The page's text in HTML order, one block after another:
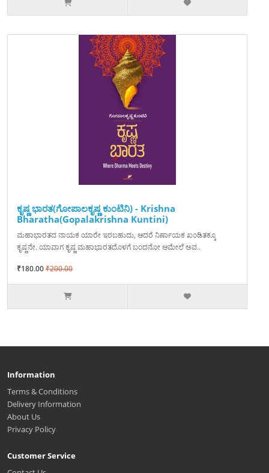
ಕೃಷ್ಣ ಭಾರತ(ಗೋಪಾಲಕೃಷ್ಣ ಕುಂಟಿನಿ) - Krishna
Bharatha(Gopalakrishna Kuntini)
ಮಹಾಭಾರತದ ನಾಯಕ ಯಾರೇ ಇರಬಹುದು, ಆದರೆ ನಿರ್ಣಾಯಕ ಖಂಡಿತಕ್ಕೂ
ಕೃಷ್ಣನೇ. ಯಾವಾಗ ಕೃಷ್ಣ ಮಹಾಭಾರತದೊಳಗೆ ಬಂದನೋ ಆಮೇಲೆ ಅವ..
₹180.00₹200.00
Information
Terms & Conditions
Delivery Information
About Us
Privacy Policy
Customer Service